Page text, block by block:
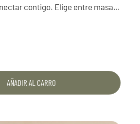
contigo. Elige entre masaje
profundo o drenaje linfático
AÑADIR AL CARRO